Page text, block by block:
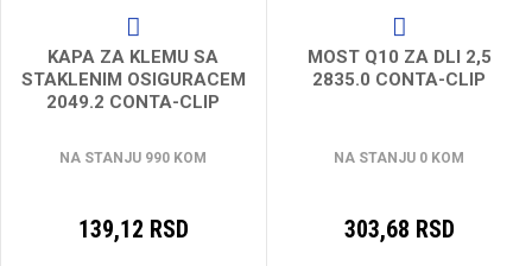
KAPA ZA KLEMU SA
STAKLENIM OSIGURACEM
2049.2 CONTA-CLIP
NA STANJU 990 KOM
139,12 RSD
MOST Q10 ZA DLI 2,5
2835.0 CONTA-CLIP
NA STANJU 0 KOM
303,68 RSD